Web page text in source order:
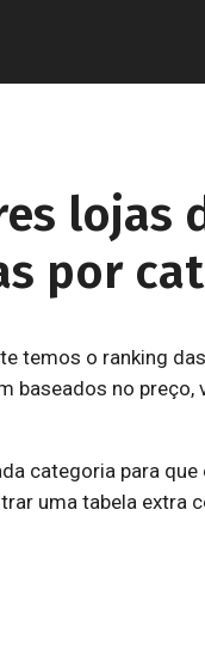
lojas
por
temos o ranking
no preço,
categoria para que
uma tabela extra